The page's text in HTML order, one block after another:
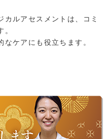
ルアセスメントは、コミ
ケアにも役立ちます。